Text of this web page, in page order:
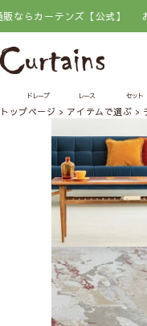
ーテンズ【公式】 おしゃ
ドレープ レース セット
トップページ アイテムで選ぶ